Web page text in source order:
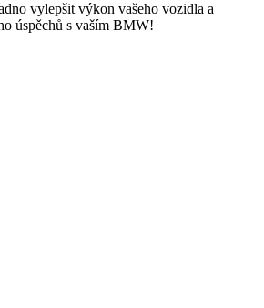
vylepšit výkon vašeho vozidla a
úspěchů s vaším BMW!